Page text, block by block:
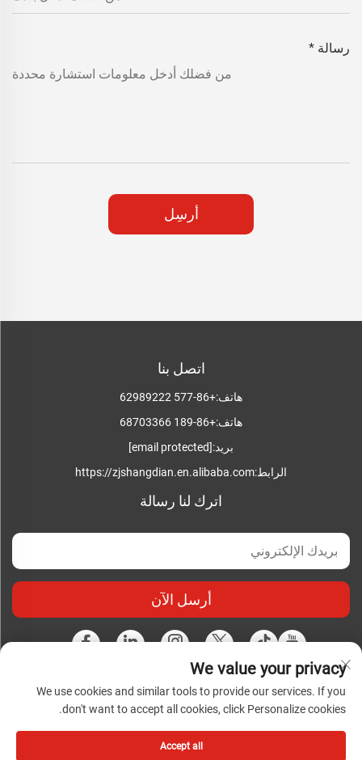
رسالة *
أرسِل
اتصل بنا
هاتف:+86-577 62989222
هاتف:+86-189 68703366
بريد:[email protected]
الرابط:https://zjshangdian.en.alibaba.com
اترك لنا رسالة
أرسل الآن
حقوق النشر محفوظة © شركة تشجيانغ شانغديان للصناعات
الخصوصية
المدونة
We value your privacy
We use cookies and similar tools to provide our services. If you
don't want to accept all cookies, click Personalize cookies.
Accept all